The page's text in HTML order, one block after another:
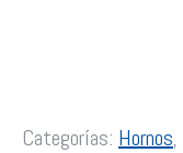
Categorías: Hornos,